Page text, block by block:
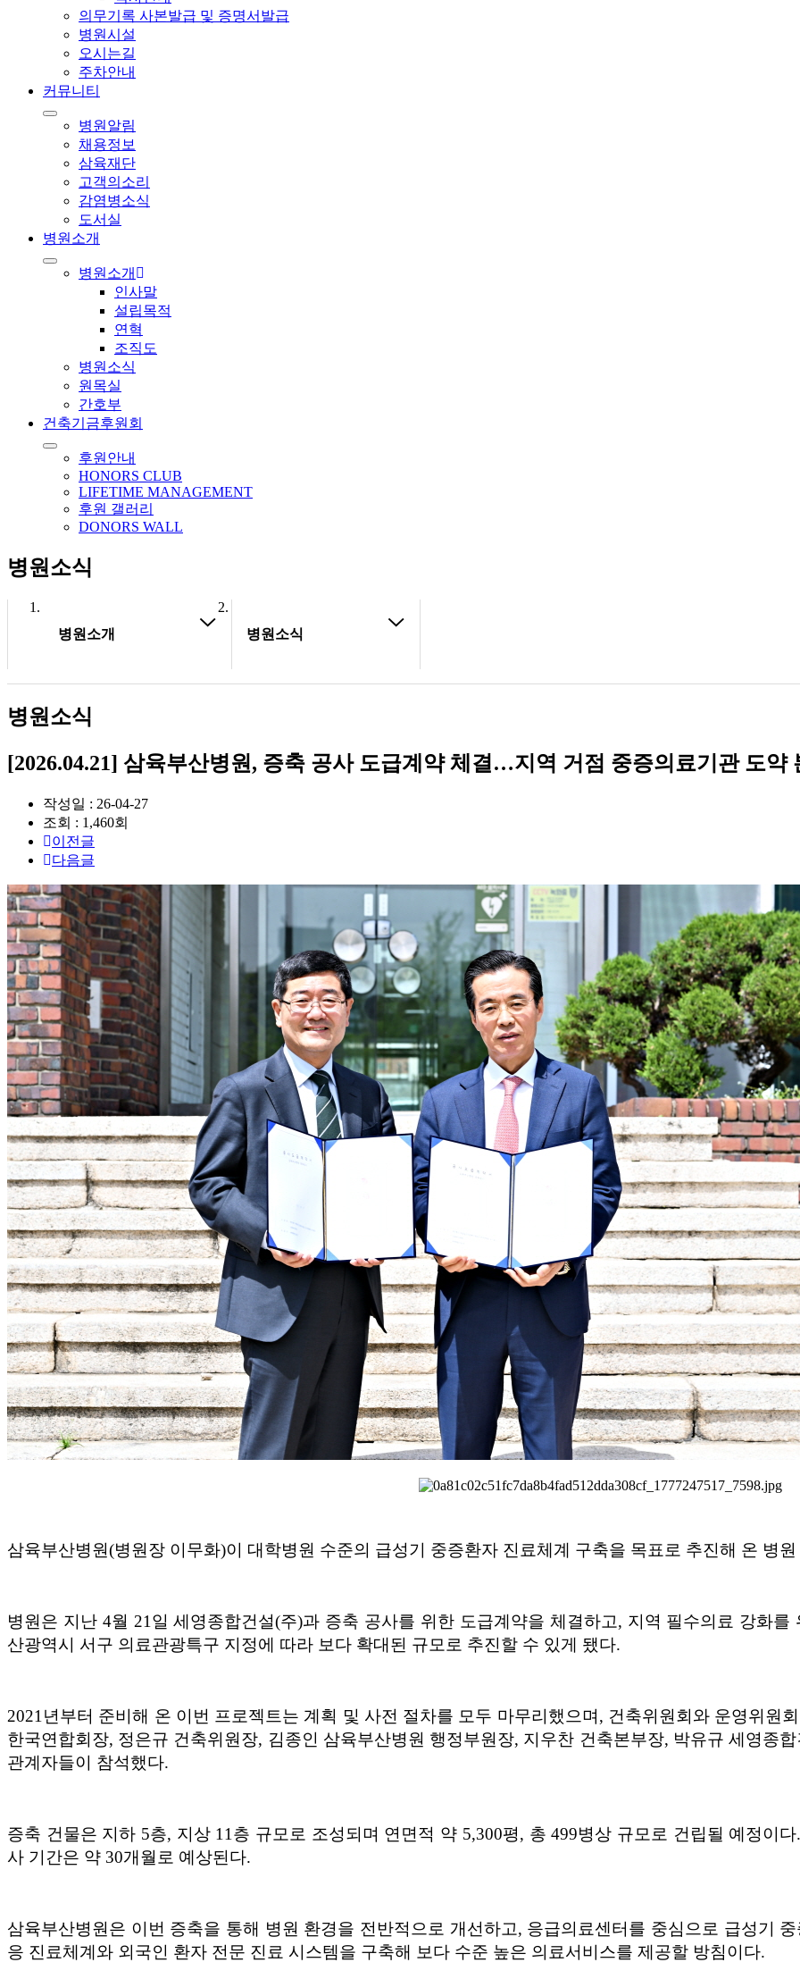
의무기록 사본발급 및 증명서발급
병원시설
오시는길
주차안내
커뮤니티
병원알림
채용정보
삼육재단
고객의소리
감염병소식
도서실
병원소개
병원소개
인사말
설립목적
연혁
조직도
병원소식
원목실
간호부
건축기금후원회
후원안내
HONORS CLUB
LIFETIME MANAGEMENT
후원 갤러리
DONORS WALL
병원소식
병원소개 병원소식
병원소식
[2026.04.21] 삼육부산병원, 증축 공사 도급계약 체결…지역 거점 중증의료기관 도약
작성일 : 26-04-27
조회 : 1,460회
이전글
다음글
삼육부산병원(병원장 이무화)이 대학병원 수준의 급성기 중증환자 진료체계 구축을 목표로 추진해 온 병
병원은 지난 4월 21일 세영종합건설(주)과 증축 공사를 위한 도급계약을 체결하고, 지역 필수의료 강화
산광역시 서구 의료관광특구 지정에 따라 보다 확대된 규모로 추진할 수 있게 됐다.
2021년부터 준비해 온 이번 프로젝트는 계획 및 사전 절차를 모두 마무리했으며, 건축위원회와 운영위원
한국연합회장, 정은규 건축위원장, 김종인 삼육부산병원 행정부원장, 지우찬 건축본부장, 박유규 세영종
관계자들이 참석했다.
증축 건물은 지하 5층, 지상 11층 규모로 조성되며 연면적 약 5,300평, 총 499병상 규모로 건립될 예정이
사 기간은 약 30개월로 예상된다.
삼육부산병원은 이번 증축을 통해 병원 환경을 전반적으로 개선하고, 응급의료센터를 중심으로 급성기
응 진료체계와 외국인 환자 전문 진료 시스템을 구축해 보다 수준 높은 의료서비스를 제공할 방침이다.